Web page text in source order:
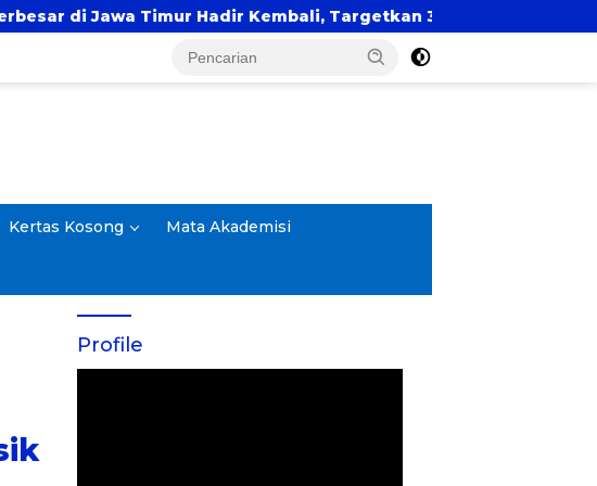
Kembali, Targetkan 3.000 Peserta untuk Dukung Pendidikan
Kertas Kosong Mata Akademisi
Profile